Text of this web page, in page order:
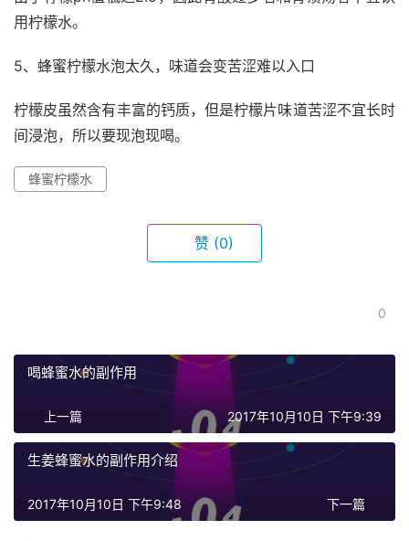
用柠檬水。
5、蜂蜜柠檬水泡太久，味道会变苦涩难以入口
柠檬皮虽然含有丰富的钙质，但是柠檬片味道苦涩不宜长时
间浸泡，所以要现泡现喝。
蜂蜜柠檬水
赞 (0)
0
喝蜂蜜水的副作用
上一篇 2017年10月10日 下午9:39
生姜蜂蜜水的副作用介绍
下一篇
2017年10月10日 下午9:48